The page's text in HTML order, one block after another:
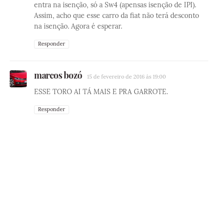
entra na isenção, só a Sw4 (apensas isenção de IPI).
Assim, acho que esse carro da fiat não terá desconto
na isenção. Agora é esperar.
Responder
marcos bozó 15 de fevereiro de 2016 às 19:00
ESSE TORO AI TÁ MAIS E PRA GARROTE.
Responder